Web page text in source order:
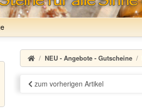
NEU - Angebote - Gutscheine
zum vorherigen Artikel